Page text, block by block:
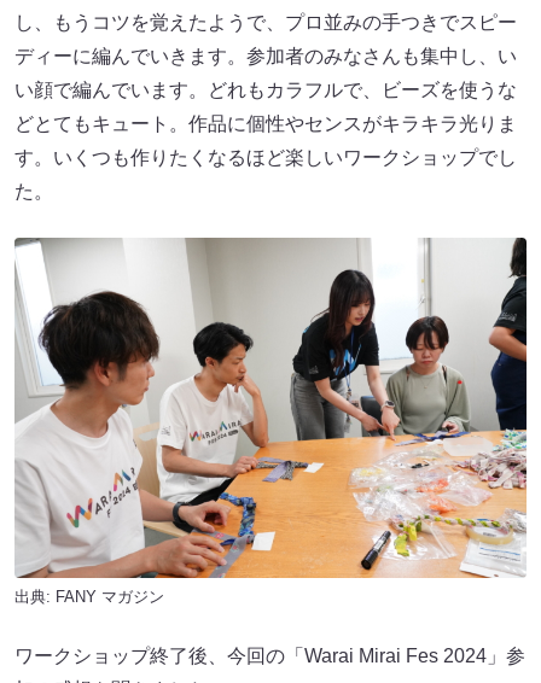
し、もうコツを覚えたようで、プロ並みの手つきでスピー
ディーに編んでいきます。参加者のみなさんも集中し、い
い顔で編んでいます。どれもカラフルで、ビーズを使うな
どとてもキュート。作品に個性やセンスがキラキラ光りま
す。いくつも作りたくなるほど楽しいワークショップでし
た。
出典: FANY マガジン
ワークショップ終了後、今回の「Warai Mirai Fes 2024」参